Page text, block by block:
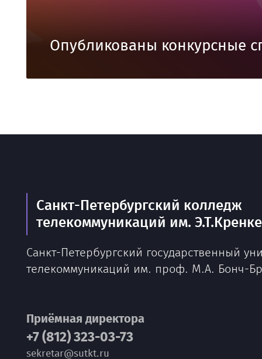
Опубликованы конкурсные
Санкт-Петербургский колледж
телекоммуникаций им.
Санкт-Петербургский государственный
телекоммуникаций им. проф. М.А. Бонч-
Приёмная директора
+7 (812) 323-03-73
sekretar@sutkt.ru